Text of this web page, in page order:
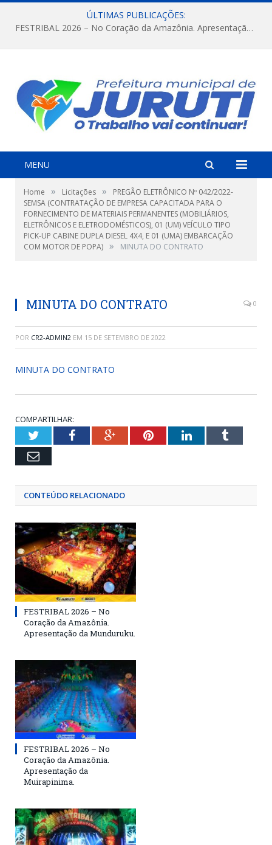
ÚLTIMAS PUBLICAÇÕES:
FESTRIBAL 2026 – No Coração da Amazônia. Apresentação da Munduruku.
MENU
Home » Licitações »
PREGÃO ELETRÔNICO Nº 042/2022-
SEMSA (CONTRATAÇÃO DE EMPRESA CAPACITADA PARA O
FORNECIMENTO DE MATERIAIS PERMANENTES (MOBILIÁRIOS,
ELETRÔNICOS E ELETRODOMÉSTICOS), 01 (UM) VEÍCULO TIPO
PICK-UP CABINE DUPLA DIESEL 4X4, E 01 (UMA) EMBARCAÇÃO
COM MOTOR DE POPA) » MINUTA DO CONTRATO
MINUTA DO CONTRATO 0
POR CR2-ADMIN2 EM 15 DE SETEMBRO DE 2022
MINUTA DO CONTRATO
COMPARTILHAR:
TwitterFacebookGoogle+PinterestLinkedInTumblr
Email
CONTEÚDO RELACIONADO
FESTRIBAL 2026 – No
Coração da Amazônia.
Apresentação da Munduruku.
FESTRIBAL 2026 – No
Coração da Amazônia.
Apresentação da
Muirapinima.